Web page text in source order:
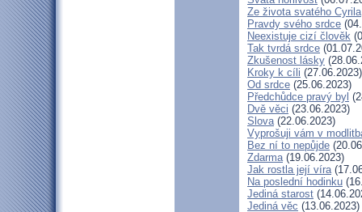
Ze života svatého Cyrila
Pravdy svého srdce
Neexistuje cizí člověk
Tak tvrdá srdce
Zkušenost lásky
Kroky k cíli (27.06.2023)
Od srdce (25.06.2023)
Předchůdce pravý byl
Dvě věci (23.06.2023)
Slova(22.06.2023)
Vyprošuji vám v
Bez ní to nepůjde
Zdarma(19.06.2023)
Jak rostla její víra
Na poslední hodinku
Jediná starost
Jediná věc (13.06.2023)